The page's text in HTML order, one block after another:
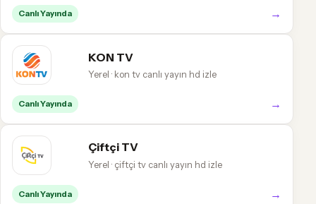
Canlı Yayında →
KON TV
Yerel · kon tv canlı yayın hd izle
Canlı Yayında →
Çiftçi TV
Yerel · çiftçi tv canlı yayın hd izle
Canlı Yayında →